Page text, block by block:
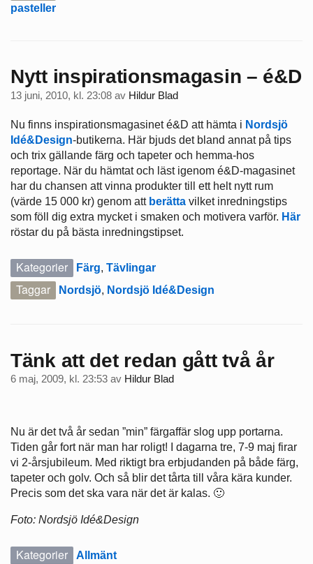
pasteller
Nytt inspirationsmagasin – é&D
13 juni, 2010, kl. 23:08 av Hildur Blad
Nu finns inspirationsmagasinet é&D att hämta i Nordsjö
Idé&Design-butikerna. Här bjuds det bland annat på tips
och trix gällande färg och tapeter och hemma-hos
reportage. När du hämtat och läst igenom é&D-magasinet
har du chansen att vinna produkter till ett helt nytt rum
(värde 15 000 kr) genom att berätta vilket inredningstips
som föll dig extra mycket i smaken och motivera varför. Här
röstar du på bästa inredningstipset.
Kategorier Färg, Tävlingar
Taggar Nordsjö, Nordsjö Idé&Design
Tänk att det redan gått två år
6 maj, 2009, kl. 23:53 av Hildur Blad
Nu är det två år sedan ”min” färgaffär slog upp portarna.
Tiden går fort när man har roligt! I dagarna tre, 7-9 maj firar
vi 2-årsjubileum. Med riktigt bra erbjudanden på både färg,
tapeter och golv. Och så blir det tårta till våra kära kunder.
Precis som det ska vara när det är kalas. 🙂
Foto: Nordsjö Idé&Design
Kategorier Allmänt